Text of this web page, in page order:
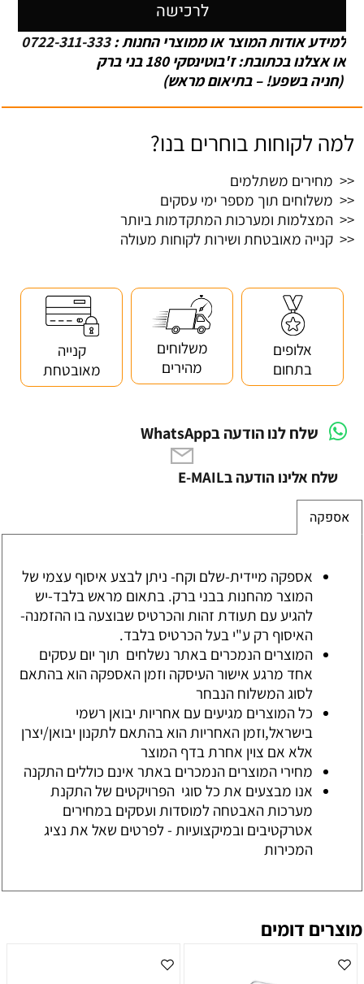
לרכישה
למידע אודות המוצר או ממוצרי החנות :0722-311-333
או אצלנו בכתובת: ז'בוטינסקי 180 בני ברק
(חניה בשפע! – בתיאום מראש)
למה לקוחות בוחרים בנו?
<< מחירים משתלמים
<< משלוחים תוך מספר ימי עסקים
<< המצלמות ומערכות המתקדמות ביותר
<< קנייה מאובטחת ושירות לקוחות מעולה
אלופים
בתחום
משלוחים
מהירים
קנייה
מאובטחת
שלח לנו הודעה בWhatsApp
שלח אלינו הודעה בE-MAIL
אספקה
אספקה מיידית-שלם וקח- ניתן לבצע איסוף עצמי של
המוצר מהחנות בבני ברק. בתאום מראש בלבד-יש
להגיע עם תעודת זהות והכרטיס שבוצעה בו ההזמנה-
האיסוף רק ע"י בעל הכרטיס בלבד.
המוצרים הנמכרים באתר נשלחים תוך יום עסקים
אחד מרגע אישור העיסקה וזמן האספקה הוא בהתאם
לסוג המשלוח הנבחר
כל המוצרים מגיעים עם אחריות יבואן רשמי
בישראל,וזמן האחריות הוא בהתאם לתקנון יבואן/יצרן
אלא אם צוין אחרת בדף המוצר
מחירי המוצרים הנמכרים באתר אינם כוללים התקנה
אנו מבצעים את כל סוגי הפרויקטים של התקנת
מערכות האבטחה למוסדות ועסקים במחירים
אטרקטיבים ובמיקצועיות - לפרטים שאל את נציג
המכירות
מוצרים דומים